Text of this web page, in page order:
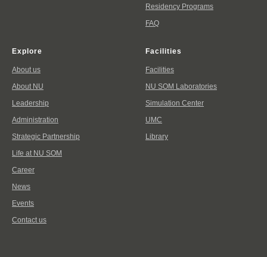
Residency Programs
FAQ
Explore
About us
About NU
Leadership
Administration
Strategic Partnership
Life at NU SOM
Career
News
Events
Contact us
Facilities
Facilities
NU SOM Laboratories
Simulation Center
UMC
Library